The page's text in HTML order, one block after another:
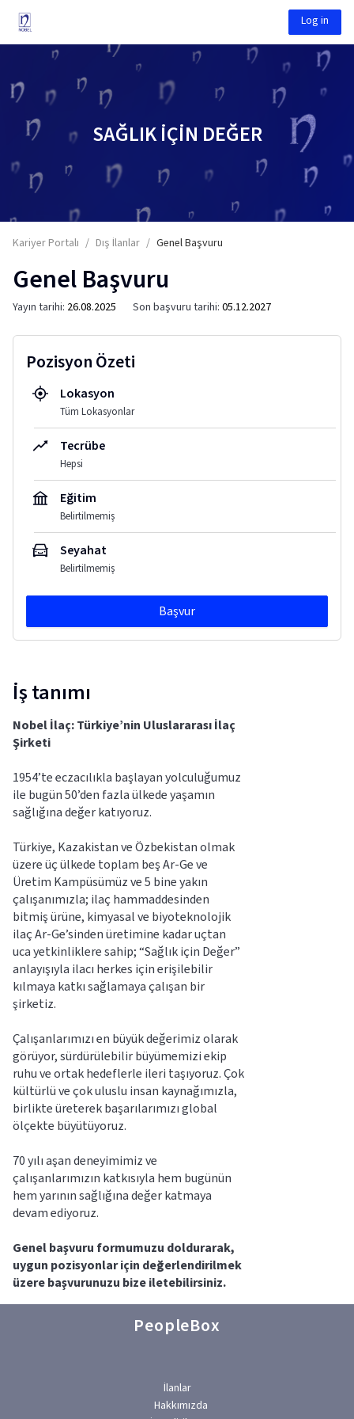
Log in
SAĞLIK İÇİN DEĞER
Kariyer Portalı / Dış İlanlar / Genel Başvuru
Genel Başvuru
Yayın tarihi: 26.08.2025 Son başvuru tarihi: 05.12.2027
İş tanımı
Nobel İlaç: Türkiye’nin Uluslararası İlaç
Şirketi
1954’te eczacılıkla başlayan yolculuğumuz
ile bugün 50’den fazla ülkede yaşamın
sağlığına değer katıyoruz.
Türkiye, Kazakistan ve Özbekistan olmak
üzere üç ülkede toplam beş Ar-Ge ve
Üretim Kampüsümüz ve 5 bine yakın
çalışanımızla; ilaç hammaddesinden
bitmiş ürüne, kimyasal ve biyoteknolojik
ilaç Ar-Ge’sinden üretimine kadar uçtan
uca yetkinliklere sahip; “Sağlık için Değer”
anlayışıyla ilacı herkes için erişilebilir
kılmaya katkı sağlamaya çalışan bir
şirketiz.
Çalışanlarımızı en büyük değerimiz olarak
görüyor, sürdürülebilir büyümemizi ekip
ruhu ve ortak hedeflerle ileri taşıyoruz. Çok
kültürlü ve çok uluslu insan kaynağımızla,
birlikte üreterek başarılarımızı global
ölçekte büyütüyoruz.
70 yılı aşan deneyimimiz ve
çalışanlarımızın katkısıyla hem bugünün
hem yarının sağlığına değer katmaya
devam ediyoruz.
Genel başvuru formumuzu doldurarak,
uygun pozisyonlar için değerlendirilmek
üzere başvurunuzu bize iletebilirsiniz.
Pozisyon Özeti
Lokasyon
Tüm Lokasyonlar
Tecrübe
Hepsi
Eğitim
Belirtilmemiş
Seyahat
Belirtilmemiş
Başvur
PeopleBox
İlanlar
Hakkımızda